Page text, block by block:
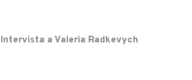
Intervista a Valeria Radkevych